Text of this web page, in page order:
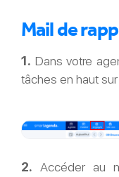
Mail de
1. Dans votre
tâches en haut sur
2. Accéder au